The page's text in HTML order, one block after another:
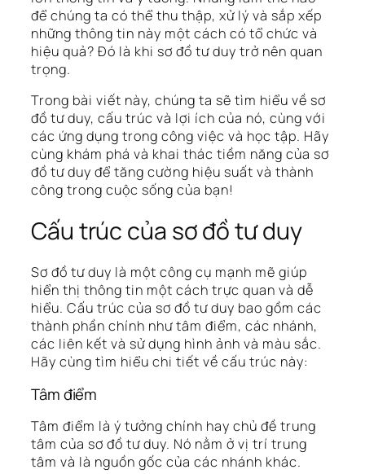
để chúng ta có thể thu thập, xử lý và sắp xếp
những thông tin này một cách có tổ chức và
hiệu quả? Đó là khi sơ đồ tư duy trở nên quan
trọng.
Trong bài viết này, chúng ta sẽ tìm hiểu về sơ
đồ tư duy, cấu trúc và lợi ích của nó, cùng với
các ứng dụng trong công việc và học tập. Hãy
cùng khám phá và khai thác tiềm năng của sơ
đồ tư duy để tăng cường hiệu suất và thành
công trong cuộc sống của bạn!
Cấu trúc của sơ đồ tư duy
Sơ đồ tư duy là một công cụ mạnh mẽ giúp
hiển thị thông tin một cách trực quan và dễ
hiểu. Cấu trúc của sơ đồ tư duy bao gồm các
thành phần chính như tâm điểm, các nhánh,
các liên kết và sử dụng hình ảnh và màu sắc.
Hãy cùng tìm hiểu chi tiết về cấu trúc này:
Tâm điểm
Tâm điểm là ý tưởng chính hay chủ đề trung
tâm của sơ đồ tư duy. Nó nằm ở vị trí trung
tâm và là nguồn gốc của các nhánh khác.